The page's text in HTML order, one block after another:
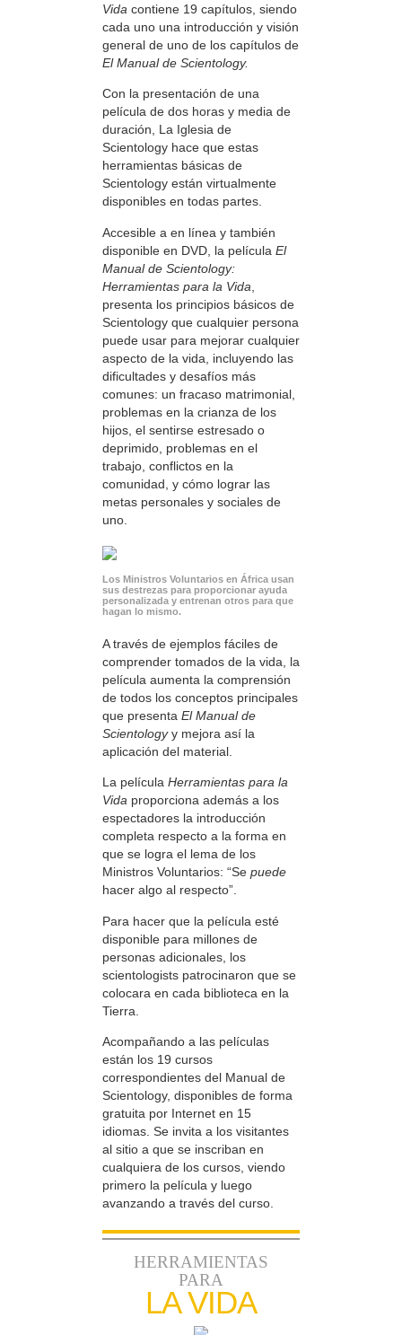
Vida contiene 19 capítulos, siendo
cada uno una introducción y visión
general de uno de los capítulos de
El Manual de Scientology.
Con la presentación de una
película de dos horas y media de
duración, La Iglesia de
Scientology hace que estas
herramientas básicas de
Scientology están virtualmente
disponibles en todas partes.
Accesible a en línea y también
disponible en DVD, la película El
Manual de Scientology:
Herramientas para la Vida
presenta los principios básicos de
Scientology que cualquier persona
puede usar para mejorar cualquier
aspecto de la vida, incluyendo las
dificultades y desafíos más
comunes: un fracaso matrimonial,
problemas en la crianza de los
hijos, el sentirse estresado o
deprimido, problemas en el
trabajo, conflictos en la
comunidad, y cómo lograr las
metas personales y sociales de
uno.
Los Ministros Voluntarios en África usan
sus destrezas para proporcionar ayuda
personalizada y entrenan otros para que
hagan lo mismo.
A través de ejemplos fáciles de
comprender tomados de la vida, la
película aumenta la comprensión
de todos los conceptos principales
que presenta El Manual de
Scientologyy mejora así la
aplicación del material.
La película Herramientas para la
Vida proporciona además a los
espectadores la introducción
completa respecto a la forma en
que se logra el lema de los
Ministros Voluntarios: “Se puede
hacer algo al respecto”.
Para hacer que la película esté
disponible para millones de
personas adicionales, los
scientologists patrocinaron que se
colocara en cada biblioteca en la
Tierra.
Acompañando a las películas
están los 19 cursos
correspondientes del Manual de
Scientology, disponibles de forma
gratuita por Internet en 15
idiomas. Se invita a los visitantes
al sitio a que se inscriban en
cualquiera de los cursos, viendo
primero la película y luego
avanzando a través del curso.
HERRAMIENTAS
PARA
LA VIDA